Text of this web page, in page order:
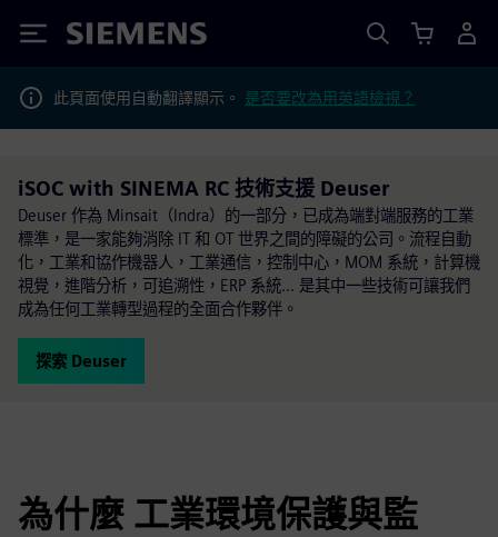
Siemens
此頁面使用自動翻譯顯示。 是否要改為用英語檢視？
iSOC with SINEMA RC 技術支援 Deuser
Deuser 作為 Minsait（Indra）的一部分，已成為端對端服務的工業
標準，是一家能夠消除 IT 和 OT 世界之間的障礙的公司。流程自動
化，工業和協作機器人，工業通信，控制中心，MOM 系統，計算機
視覺，進階分析，可追溯性，ERP 系統... 是其中一些技術可讓我們
成為任何工業轉型過程的全面合作夥伴。
探索 Deuser
為什麼 工業環境保護與監